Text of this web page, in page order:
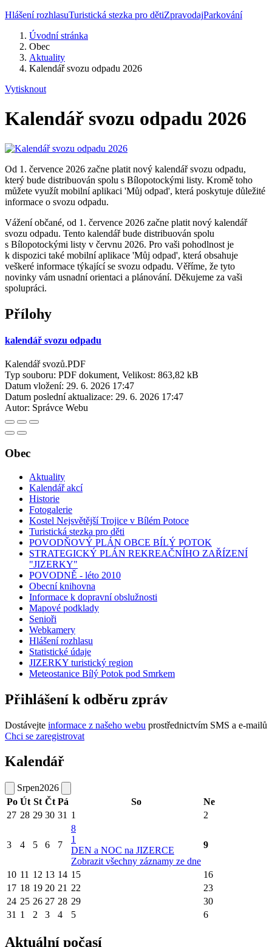
Hlášení rozhlasuTuristická stezka pro dětiZpravodajParkování
Úvodní stránka
Obec
Aktuality
Kalendář svozu odpadu 2026
Vytisknout
Kalendář svozu odpadu 2026
Od 1. července 2026 začne platit nový kalendář svozu odpadu,
který bude distribuován spolu s Bílopotockými listy. Kromě toho
můžete využít mobilní aplikaci 'Můj odpad', která poskytuje důležité
informace o svozu odpadu.
Vážení občané, od 1. července 2026 začne platit nový kalendář
svozu odpadu. Tento kalendář bude distribuován spolu
s Bílopotockými listy v červnu 2026. Pro vaši pohodlnost je
k dispozici také mobilní aplikace 'Můj odpad', která obsahuje
veškeré informace týkající se svozu odpadu. Věříme, že tyto
novinky vám usnadní orientaci a plánování. Děkujeme za vaši
spolupráci.
Přílohy
kalendář svozu odpadu
Kalendář svozů.PDF
Typ souboru: PDF dokument, Velikost: 863,82 kB
Datum vložení: 29. 6. 2026 17:47
Datum poslední aktualizace: 29. 6. 2026 17:47
Autor: Správce Webu
Obec
Aktuality
Kalendář akcí
Historie
Fotogalerie
Kostel Nejsvětější Trojice v Bílém Potoce
Turistická stezka pro děti
POVODŇOVÝ PLÁN OBCE BÍLÝ POTOK
STRATEGICKÝ PLÁN REKREAČNÍHO ZAŘÍZENÍ
"JIZERKY"
POVODNĚ - léto 2010
Obecní knihovna
Informace k dopravní obslužnosti
Mapové podklady
Senioři
Webkamery
Hlášení rozhlasu
Statistické údaje
JIZERKY turistický region
Meteostanice Bílý Potok pod Smrkem
Přihlášení k odběru zpráv
Dostávejte informace z našeho webu prostřednictvím SMS a e-mailů
Chci se zaregistrovat
Kalendář
Srpen2026
Po Út St Čt Pá So
Ne
27 28 29 30 31 1 2
3 4 5 6 7
8
1
DEN a NOC na JIZERCE
Zobrazit všechny záznamy ze dne
9
10 11 12 13 14 15
16
17 18 19 20 21 22
23
24 25 26 27 28 29
30
31 1 2 3 4 5 6
Aktuální počasí